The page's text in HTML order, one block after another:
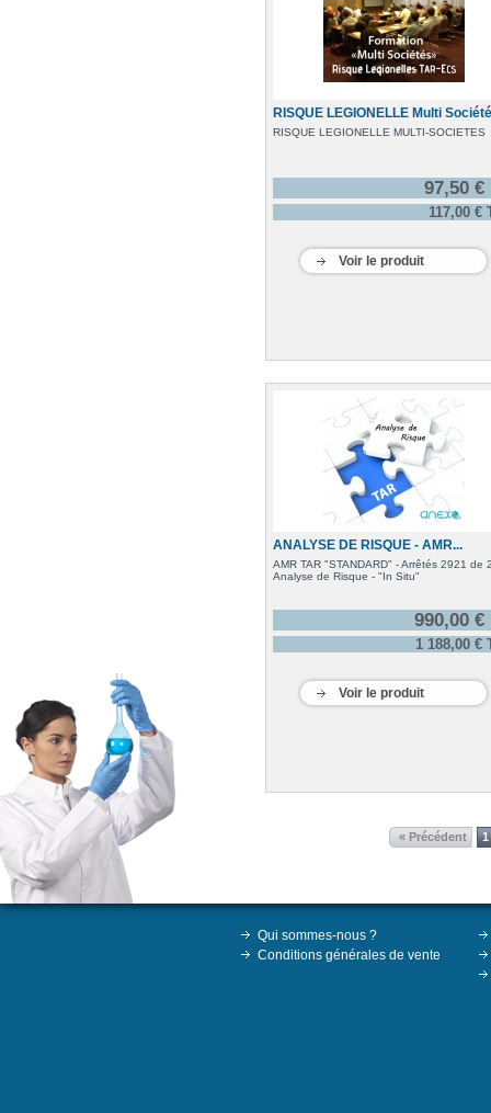
RISQUE LEGIONELLE Multi
RISQUE LEGIONELLE MULTI-SOCIETES
97,50 €
117,00 €
Voir le produit
ANALYSE DE RISQUE - AMR...
AMR TAR "STANDARD" - Arrêtés 2921 de
Analyse de Risque - "In Situ"
990,00 €
1 188,00 €
Voir le produit
« Précédent 1
Qui sommes-nous ?
Conditions générales de vente